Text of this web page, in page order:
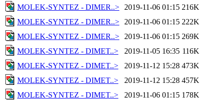
MOLEK-SYNTEZ - DIMER..>
2019-11-06 01:15 216K
MOLEK-SYNTEZ - DIMER..>
2019-11-06 01:15 222K
MOLEK-SYNTEZ - DIMER..>
2019-11-06 01:15 269K
MOLEK-SYNTEZ - DIMET..>
2019-11-05 16:35 116K
MOLEK-SYNTEZ - DIMET..>
2019-11-12 15:28 473K
MOLEK-SYNTEZ - DIMET..>
2019-11-12 15:28 457K
MOLEK-SYNTEZ - DIMET..>
2019-11-06 01:15 178K